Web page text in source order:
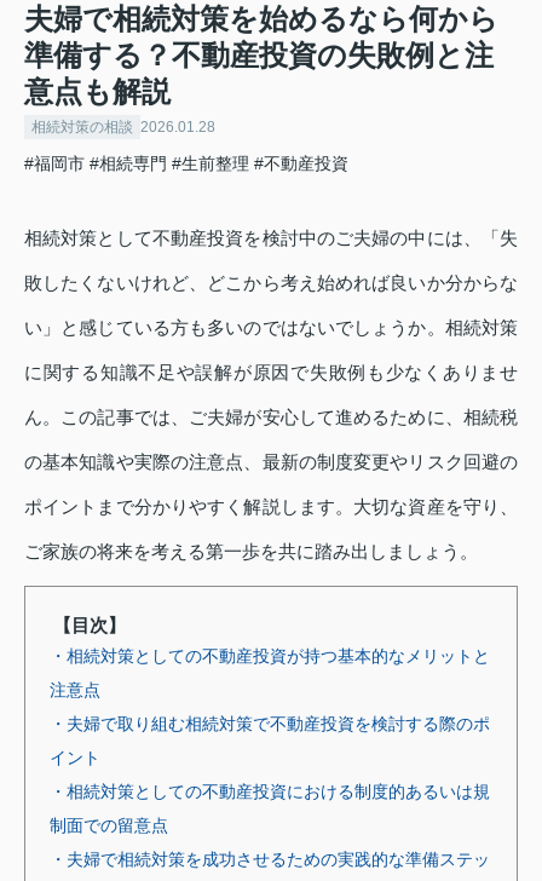
夫婦で相続対策を始めるなら何から
準備する？不動産投資の失敗例と注
意点も解説
相続対策の相談 2026.01.28
#福岡市 #相続専門 #生前整理 #不動産投資
相続対策として不動産投資を検討中のご夫婦の中には、「失
敗したくないけれど、どこから考え始めれば良いか分からな
い」と感じている方も多いのではないでしょうか。相続対策
に関する知識不足や誤解が原因で失敗例も少なくありませ
ん。この記事では、ご夫婦が安心して進めるために、相続税
の基本知識や実際の注意点、最新の制度変更やリスク回避の
ポイントまで分かりやすく解説します。大切な資産を守り、
ご家族の将来を考える第一歩を共に踏み出しましょう。
【目次】
・相続対策としての不動産投資が持つ基本的なメリットと
注意点
・夫婦で取り組む相続対策で不動産投資を検討する際のポ
イント
・相続対策としての不動産投資における制度的あるいは規
制面での留意点
・夫婦で相続対策を成功させるための実践的な準備ステッ